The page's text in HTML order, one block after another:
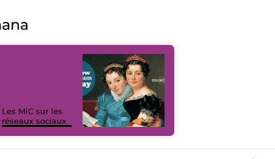
Les MiC sur les
réseaux sociaux